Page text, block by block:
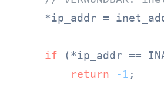
*ip_addr =
if (*ip_addr ==
return
-1 ;